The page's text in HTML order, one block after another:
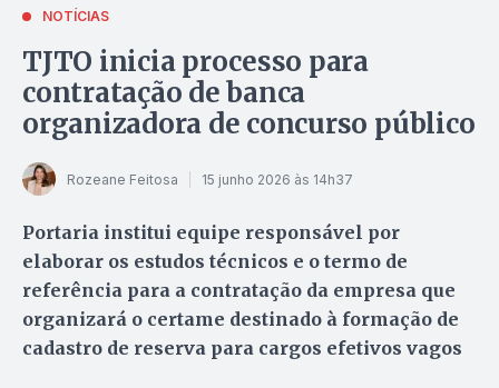
NOTÍCIAS
TJTO inicia processo para
contratação de banca
organizadora de concurso público
Rozeane Feitosa 15 junho 2026 às 14h37
Portaria institui equipe responsável por
elaborar os estudos técnicos e o termo de
referência para a contratação da empresa que
organizará o certame destinado à formação de
cadastro de reserva para cargos efetivos vagos